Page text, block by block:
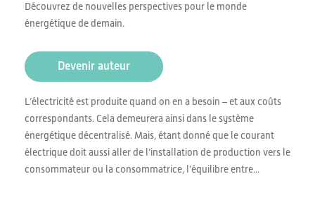
Découvrez de nouvelles perspectives pour le monde
énergétique de demain.
Devenir auteur
L’électricité est produite quand on en a besoin – et aux coûts
correspondants. Cela demeurera ainsi dans le système
énergétique décentralisé. Mais, étant donné que le courant
électrique doit aussi aller de l’installation de production vers le
consommateur ou la consommatrice, l’équilibre entre...